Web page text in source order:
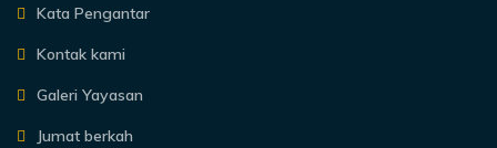
Kata Pengantar
Kontak kami
Galeri Yayasan
Jumat berkah